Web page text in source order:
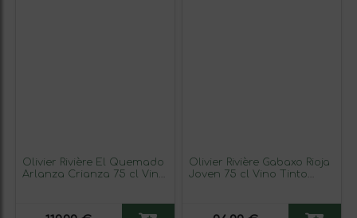
Olivier Rivière El Quemado
Arlanza Crianza 75 cl Vino
Olivier Rivière Gabaxo Rioja
Joven 75 cl Vino Tinto